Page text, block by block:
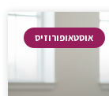
אוסטאופורוזיס